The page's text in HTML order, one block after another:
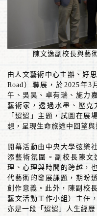
陳文逸副校長與藝
由人文藝術中心主辦、好
Road ）聯展，於 2025年3
午、吳昊、卓有瑞、施力
藝術家，透過水墨、壓
「迢迢」主題，試圖在展
想，呈現生命旅途中回望與
開幕活動由中央大學弦樂
添藝術氛圍。副校長陳文
理、心理與時間的跨越，
代藝術的發展課題，期盼
創作意義。此外，陳副校
藝文活動工作小組）主任
亦是一段「迢迢」人生經歷